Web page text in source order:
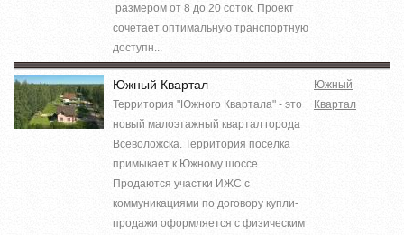
размером от 8 до 20 соток. Проект
сочетает оптимальную транспортную
доступн...
Южный Квартал
Территория "Южного Квартала" - это
новый малоэтажный квартал города
Всеволожска. Территория поселка
примыкает к Южному шоссе.
Продаются участки ИЖС с
коммуникациями по договору купли-
продажи оформляется с физическим
Южный
Квартал